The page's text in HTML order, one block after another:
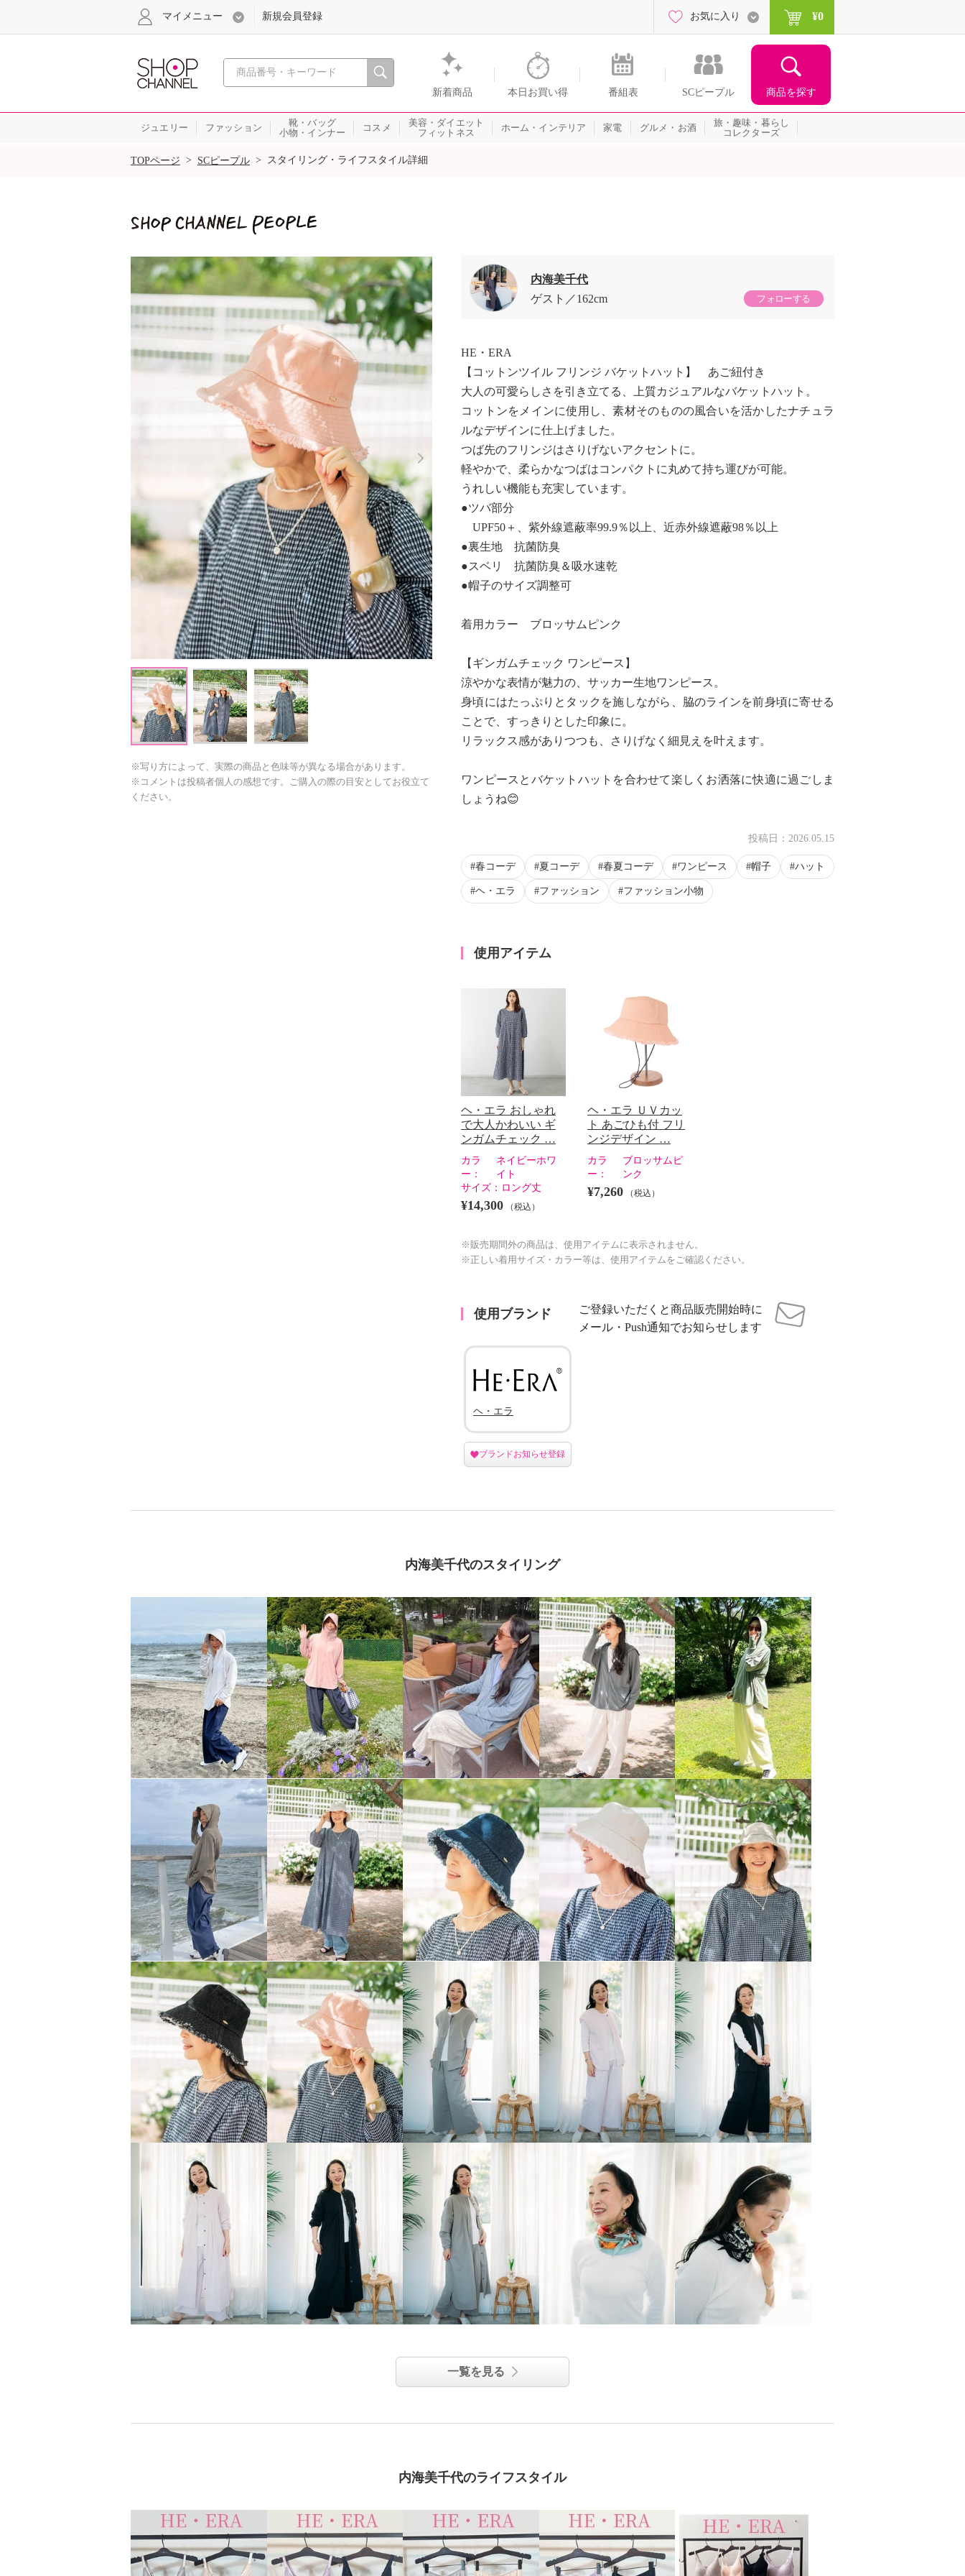
心おどる、瞬間を。通販・テレビショッピングのショップチャンネル
新着商品 本日お買い得 番組表 SCピープル 商品を探す
マイメニュー 新規会員登録 お気に入り ¥0
ジュエリー ファッション
靴・バッグ
小物・インナー
コスメ
美容・ダイエット
フィットネス
ホーム・インテリア 家電 グルメ・お酒
旅・趣味・暮らし
コレクターズ
SALE
TOPページ > SCピープル > スタイリング・ライフスタイル詳細
Next
※写り方によって、実際の商品と色味等が異なる場合があります。
※コメントは投稿者個人の感想です。ご購入の際の目安としてお役立て
ください。
内海美千代
ゲスト
162cm フォローする
HE・ERA
【コットンツイル フリンジ バケットハット】 あご紐付き
大人の可愛らしさを引き立てる、上質カジュアルなバケットハット。
コットンをメインに使用し、素材そのものの風合いを活かしたナチュラ
ルなデザインに仕上げました。
つば先のフリンジはさりげないアクセントに。
軽やかで、柔らかなつばはコンパクトに丸めて持ち運びが可能。
うれしい機能も充実しています。
●ツバ部分
UPF50＋、紫外線遮蔽率99.9％以上、近赤外線遮蔽98％以上
●裏生地 抗菌防臭
●スベリ 抗菌防臭＆吸水速乾
●帽子のサイズ調整可
着用カラー ブロッサムピンク
【ギンガムチェック ワンピース】
涼やかな表情が魅力の、サッカー生地ワンピース。
身頃にはたっぷりとタックを施しながら、脇のラインを前身頃に寄せる
ことで、すっきりとした印象に。
リラックス感がありつつも、さりげなく細見えを叶えます。
ワンピースとバケットハットを合わせて楽しくお洒落に快適に過ごしま
しょうね😊
投稿日： 2026.05.15
春コーデ 夏コーデ 春夏コーデ ワンピース 帽子 ハット
ヘ・エラ ファッション ファッション小物
使用アイテム
ヘ・エラ おしゃれ
で大人かわいい ギ
ンガムチェック …
カラ
ー：
ネイビーホワ
イト
サイズ： ロング丈
¥14,300 （税込）
ヘ・エラ ＵＶカッ
ト あごひも付 フリ
ンジデザイン …
カラ
ー：
ブロッサムピ
ンク
¥7,260 （税込）
※販売期間外の商品は、使用アイテムに表示されません。
※正しい着用サイズ・カラー等は、使用アイテムをご確認ください。
使用ブランド
ご登録いただくと商品販売開始時に
メール・Push通知でお知らせします
ヘ・エラ
ブランドお知らせ登録
内海美千代のスタイリング
一覧を見る
内海美千代のライフスタイル